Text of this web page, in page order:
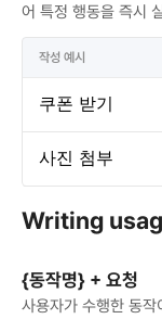
어 특정 행동을 즉시
작성 예시
쿠폰 받기
사진 첨부
Writing
{동작명} + 요청
사용자가 수행한 동작